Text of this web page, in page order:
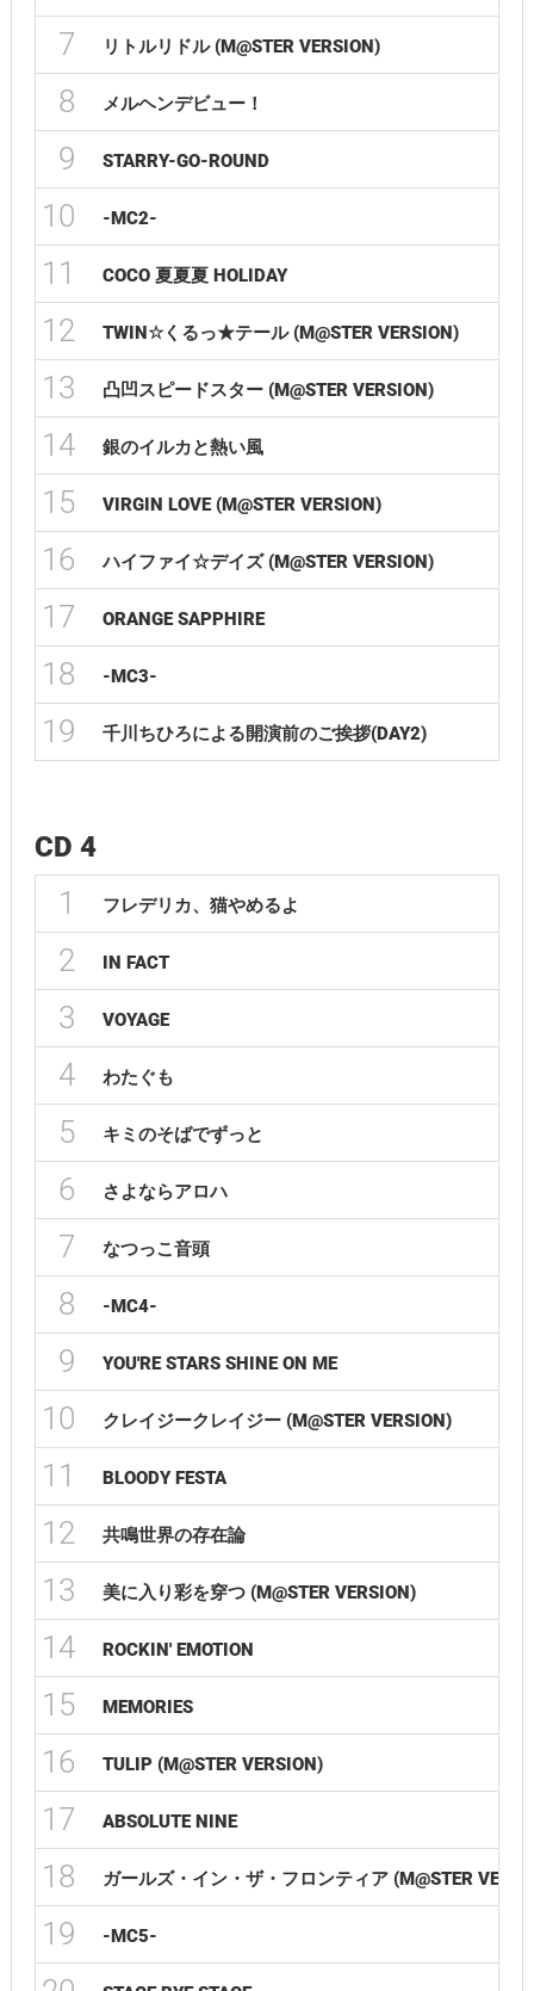
7 リトルリドル (M@STER VERSION)
8 メルヘンデビュー！
9 STARRY-GO-ROUND
10 -MC2-
11 COCO 夏夏夏 HOLIDAY
12 TWIN☆くるっ★テール (M@STER VERSION)
13 凸凹スピードスター (M@STER VERSION)
14 銀のイルカと熱い風
15 VIRGIN LOVE (M@STER VERSION)
16 ハイファイ☆デイズ (M@STER VERSION)
17 ORANGE SAPPHIRE
18 -MC3-
19 千川ちひろによる開演前のご挨拶(DAY2)
CD 4
1 フレデリカ、猫やめるよ
2 IN FACT
3 VOYAGE
4 わたぐも
5 キミのそばでずっと
6 さよならアロハ
7 なつっこ音頭
8 -MC4-
9 YOU'RE STARS SHINE ON ME
10 クレイジークレイジー (M@STER VERSION)
11 BLOODY FESTA
12 共鳴世界の存在論
13 美に入り彩を穿つ (M@STER VERSION)
14 ROCKIN' EMOTION
15 MEMORIES
16 TULIP (M@STER VERSION)
17 ABSOLUTE NINE
18 ガールズ・イン・ザ・フロンティア (M@STER
19 -MC5-